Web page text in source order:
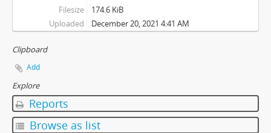
Filesize
174.6 KiB
Uploaded
December 20, 2021 4:41 AM
Clipboard
Add
Explore
Reports
Browse as list